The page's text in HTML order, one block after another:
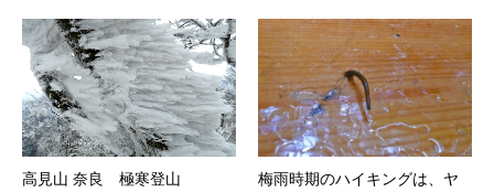
高見山 奈良 極寒登山
梅雨時期のハイキングは、ヤ